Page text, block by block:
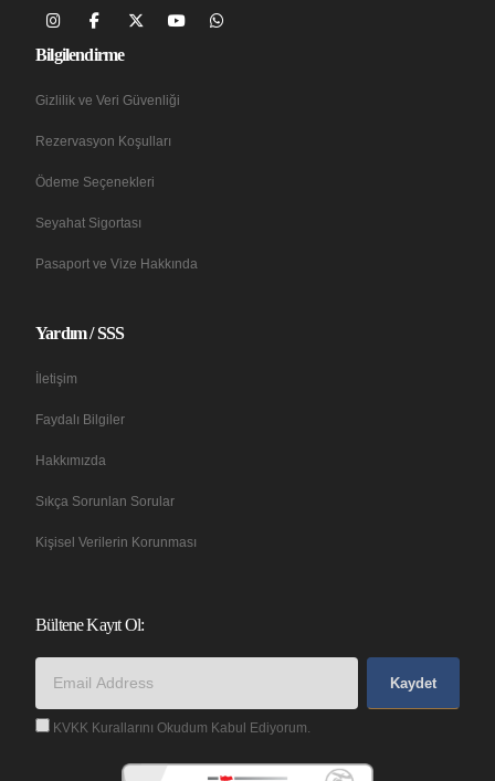
Bilgilendirme
Gizlilik ve Veri Güvenliği
Rezervasyon Koşulları
Ödeme Seçenekleri
Seyahat Sigortası
Pasaport ve Vize Hakkında
Yardım / SSS
İletişim
Faydalı Bilgiler
Hakkımızda
Sıkça Sorunlan Sorular
Kişisel Verilerin Korunması
Bültene Kayıt Ol:
Kaydet
KVKK Kurallarını Okudum Kabul Ediyorum.